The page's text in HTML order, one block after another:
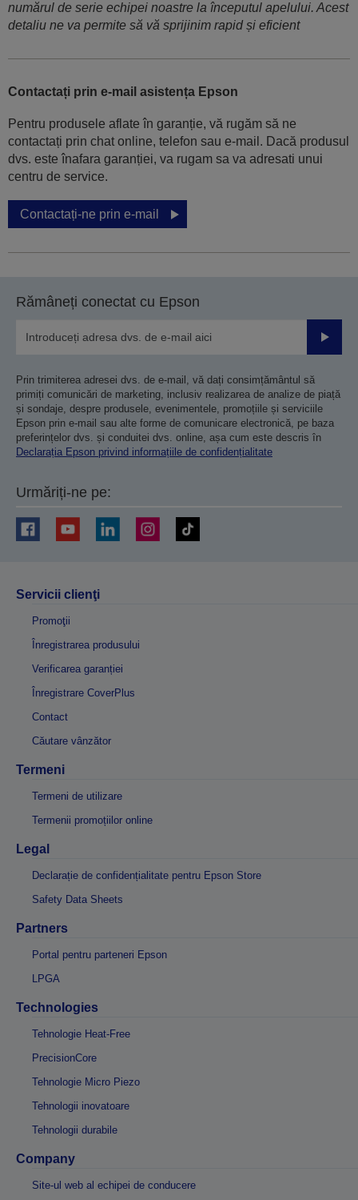
numărul de serie echipei noastre la începutul apelului. Acest
detaliu ne va permite să vă sprijinim rapid și eficient
Contactați prin e-mail asistența Epson
Pentru produsele aflate în garanție, vă rugăm să ne
contactați prin chat online, telefon sau e-mail. Dacă produsul
dvs. este înafara garanției, va rugam sa va adresati unui
centru de service.
Contactați-ne prin e-mail
Rămâneți conectat cu Epson
Prin trimiterea adresei dvs. de e-mail, vă dați consimțământul să
primiți comunicări de marketing, inclusiv realizarea de analize de piață
și sondaje, despre produsele, evenimentele, promoțiile și serviciile
Epson prin e-mail sau alte forme de comunicare electronică, pe baza
preferințelor dvs. și conduitei dvs. online, așa cum este descris în
Declarația Epson privind informațiile de confidențialitate
Urmăriți-ne pe:
Servicii clienţi
Promoţii
Înregistrarea produsului
Verificarea garanției
Înregistrare CoverPlus
Contact
Căutare vânzător
Termeni
Termeni de utilizare
Termenii promoțiilor online
Legal
Declarație de confidențialitate pentru Epson Store
Safety Data Sheets
Partners
Portal pentru parteneri Epson
LPGA
Technologies
Tehnologie Heat-Free
PrecisionCore
Tehnologie Micro Piezo
Tehnologii inovatoare
Tehnologii durabile
Company
Site-ul web al echipei de conducere